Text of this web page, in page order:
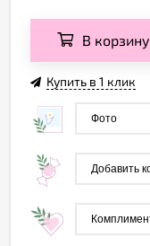
В корзину
Купить в 1 клик